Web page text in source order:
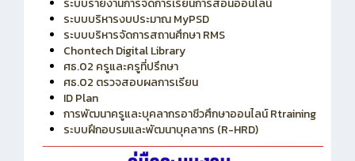
ระบบติดตามผู้สำเร็จการศึกษา
ระบบรายงานการจัดการเรียนการสอนออนไลน์
ระบบบริหารงบประมาณ MyPSD
ระบบบริหารจัดการสถานศึกษา RMS
Chontech Digital Library
ศธ.02 ครูและครูที่ปรึกษา
ศธ.02 ตรวจสอบผลการเรียน
ID Plan
การพัฒนาครูและบุคลากรอาชีวศึกษาออนไลน์ Rtraining
ระบบฝึกอบรมและพัฒนาบุคลากร (R-HRD)